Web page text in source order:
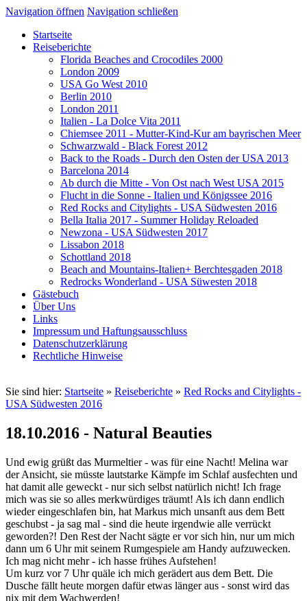
Navigation öffnen Navigation schließen
Startseite
Reiseberichte
Florida Beaches and Crocodiles 2000
London 2009
USA Go West 2010
Berlin 2010
London 2011
Italien - La Dolce Vita 2011
Chiemsee 2011 - Mutter-Kind-Kur am bayrischen Meer
Schwarzwald - Black Forest 2012
Back to the Roads - Durch den Osten der USA 2013
Barcelona 2014
Ab durch die Mitte - Von Ost nach West USA 2015
Flucht in die Sonne - Italien und Königssee 2016
Red Rocks and Citylights - USA Südwesten 2016
Bella Italia 2017 - Summer Holiday Reloaded
Newzona - USA Südwesten 2017
Lissabon 2018
Schottland 2018
Beach and Mountains-Italien+ Berchtesgaden 2018
Redrocks Wonderland - USA Süwesten 2018
Gästebuch
Über Uns
Links
Impressum und Haftungsausschluss
Datenschutzerklärung
Rechtliche Hinweise
Sie sind hier: Startseite » Reiseberichte » Red Rocks and Citylights -
USA Südwesten 2016
18.10.2016 - Natural Beauties
Und ewig grüßt das Murmeltier - was für eine Nacht! Melina war
der Ansicht, sie müsste lautstarke Kämpfe im Schlaf ausfechten und
hat damit alle geweckt - nur sich selbst natürlich nicht! Ich frage
mich was sie so alles merkwürdiges träumt! Als ich dann endlich
wieder eingeschlafen bin, hat Markus mich unsanft aus dem Bett
geschubst - ja sag mal - sind die heute irgendwie alle verrückt
geworden?! Den Rest der Nacht sägte er vor sich hin, nur um mich
dann um 6 Uhr mit seinem Rumgespiele am Handy aufzuwecken.
Ich mag nicht mehr - ich hasse frühes Aufstehen!
Um kurz vor 7 Uhr quäle ich mich gerädert aus dem Bett. Die
Dusche fällt heute morgen dafür etwas länger aus - sonst wird das
nix mit dem Wachwerden!